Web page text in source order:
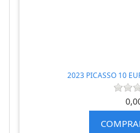
2023 PICASSO 10